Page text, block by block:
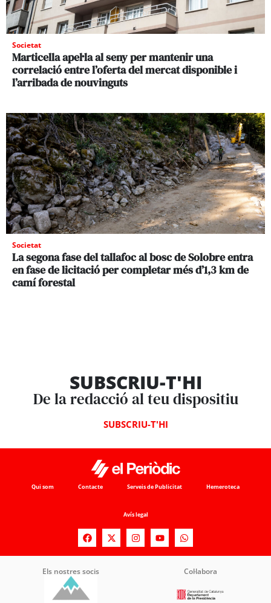
Societat
Marticella apel·la al seny per mantenir una
correlació entre l’oferta del mercat disponible i
l’arribada de nouvinguts
Societat
La segona fase del tallafoc al bosc de Solobre entra
en fase de licitació per completar més d’1,3 km de
camí forestal
SUBSCRIU-T'HI
De la redacció al teu dispositiu
SUBSCRIU-T'HI
Qui som Contacte Serveis de Publicitat Hemeroteca
Avís legal
Els nostres socis Col·labora